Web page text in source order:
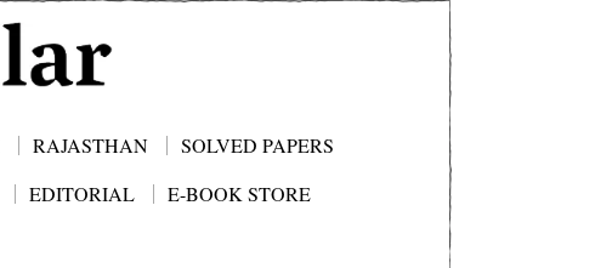
RAJASTHAN
SOLVED PAPERS
EDITORIAL
E-BOOK STORE